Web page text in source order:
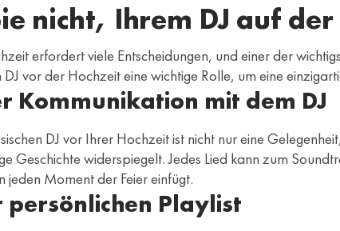
nicht, Ihrem DJ auf
erfordert viele Entscheidungen, und einer der
vor der Hochzeit eine wichtige Rolle, um eine
Kommunikation mit dem DJ
DJ vor Ihrer Hochzeit ist nicht nur eine
Geschichte widerspiegelt. Jedes Lied kann zum
jeden Moment der Feier einfügt.
persönlichen Playlist